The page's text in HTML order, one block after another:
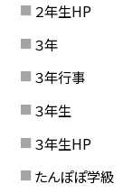
２年生HP
３年
３年行事
３年生
３年生HP
たんぽぽ学級